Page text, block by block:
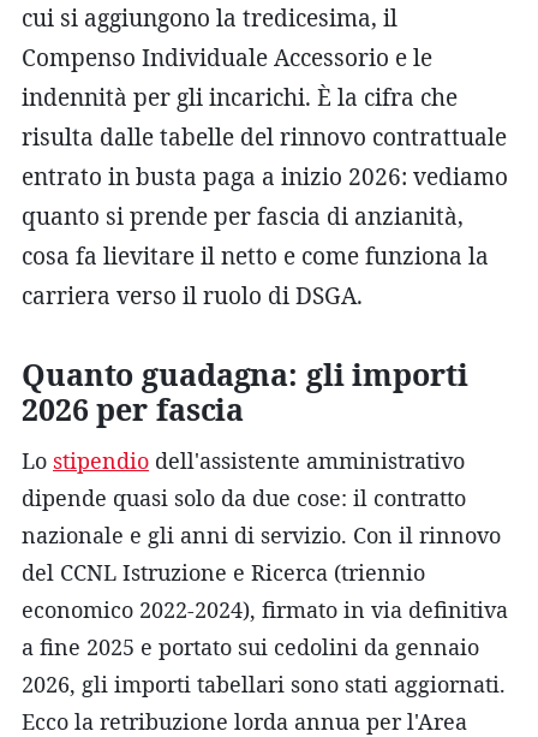
cui si aggiungono la tredicesima, il
Compenso Individuale Accessorio e le
indennità per gli incarichi. È la cifra che
risulta dalle tabelle del rinnovo contrattuale
entrato in busta paga a inizio 2026: vediamo
quanto si prende per fascia di anzianità,
cosa fa lievitare il netto e come funziona la
carriera verso il ruolo di DSGA.
Quanto guadagna: gli importi
2026 per fascia
Lo stipendio dell'assistente amministrativo
dipende quasi solo da due cose: il contratto
nazionale e gli anni di servizio. Con il rinnovo
del CCNL Istruzione e Ricerca (triennio
economico 2022-2024), firmato in via definitiva
a fine 2025 e portato sui cedolini da gennaio
2026, gli importi tabellari sono stati aggiornati.
Ecco la retribuzione lorda annua per l'Area